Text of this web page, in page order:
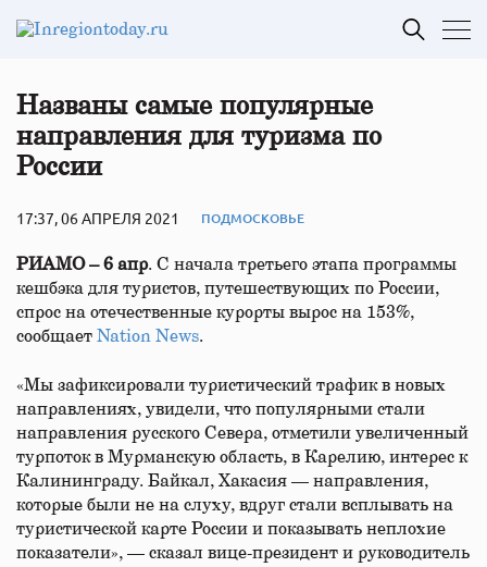
Названы самые популярные
направления для туризма по
России
17:37, 06 АПРЕЛЯ 2021 ПОДМОСКОВЬЕ
РИАМО – 6 апр. С начала третьего этапа программы
кешбэка для туристов, путешествующих по России,
спрос на отечественные курорты вырос на 153%,
сообщает Nation News.
«Мы зафиксировали туристический трафик в новых
направлениях, увидели, что популярными стали
направления русского Севера, отметили увеличенный
турпоток в Мурманскую область, в Карелию, интерес к
Калининграду. Байкал, Хакасия — направления,
которые были не на слуху, вдруг стали всплывать на
туристической карте России и показывать неплохие
показатели», — сказал вице-президент и руководитель